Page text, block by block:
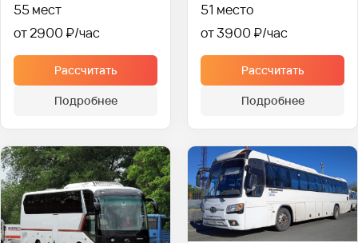
55 мест
от 2900 ₽
Рассчитать
Подробнее
51 место
от 3900 ₽
Рассчитать
Подробнее